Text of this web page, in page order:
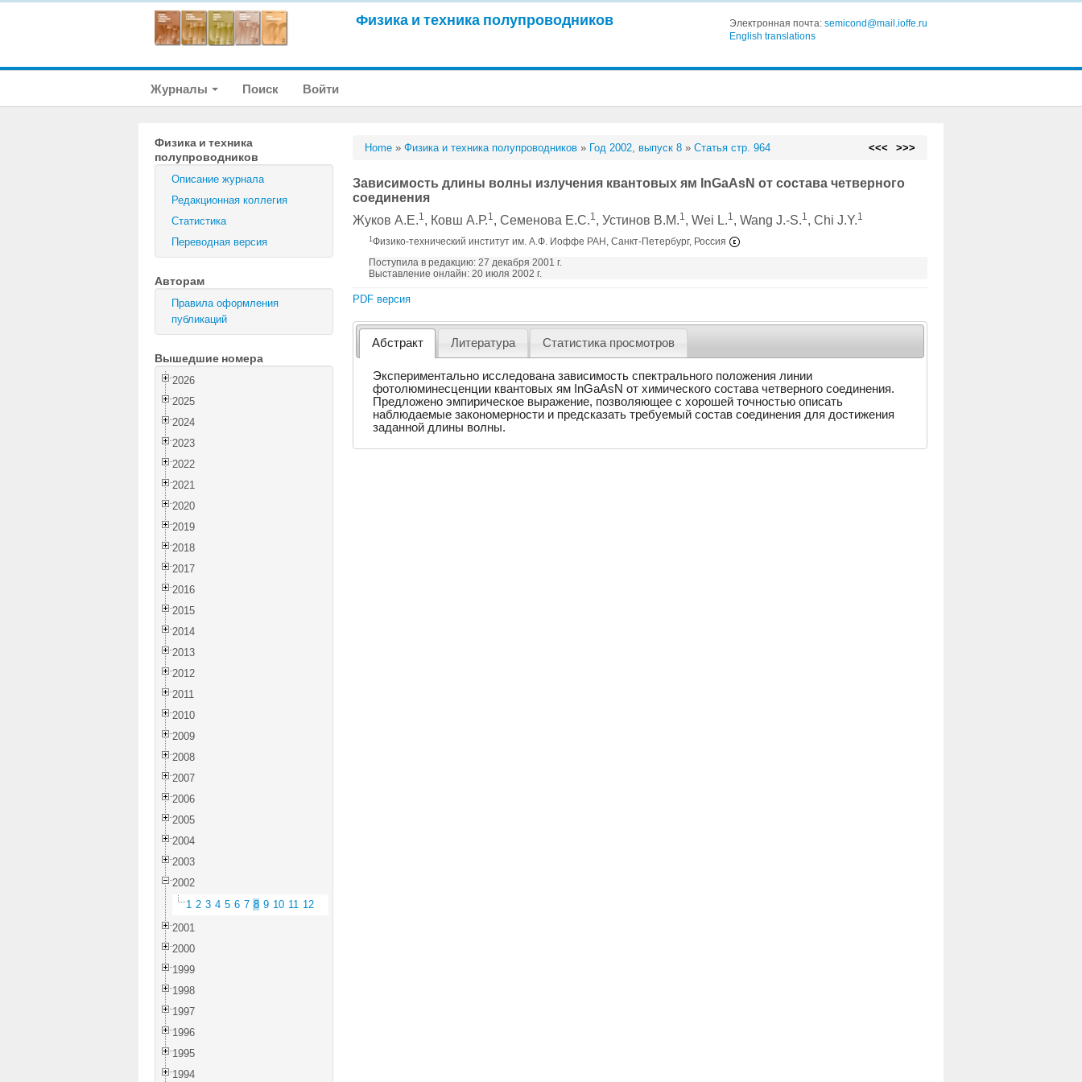
Физика и техника полупроводников Электронная почта: semicond@mail.ioffe.ru
English translations
Журналы Поиск Войти
Физика и техника
полупроводников
Описание журнала
Редакционная коллегия
Статистика
Переводная версия
Авторам
Правила оформления
публикаций
Вышедшие номера
2026
2025
2024
2023
2022
2021
2020
2019
2018
2017
2016
2015
2014
2013
2012
2011
2010
2009
2008
2007
2006
2005
2004
2003
2002
1 2 3 4 5 6 7 8 9 10 11 12
2001
2000
1999
1998
1997
1996
1995
1994
Home »Физика и техника полупроводников » Год 2002, выпуск 8 »Статья стр. 964 <<< >>>
Зависимость длины волны излучения квантовых ям InGaAsN от состава четверного
соединения
Жуков А.Е.1, Ковш А.Р.1, Семенова Е.С.1, Устинов В.М.1, Wei L.1, Wang J.-S.1, Chi J.Y.1
1Физико-технический институт им. А.Ф. Иоффе РАН, Санкт-Петербург, Россия
Поступила в редакцию: 27 декабря 2001 г.
Выставление онлайн: 20 июля 2002 г.
PDF версия
Абстракт Литература Статистика просмотров
Экспериментально исследована зависимость спектрального положения линии
фотолюминесценции квантовых ям InGaAsN от химического состава четверного соединения.
Предложено эмпирическое выражение, позволяющее с хорошей точностью описать
наблюдаемые закономерности и предсказать требуемый состав соединения для достижения
заданной длины волны.